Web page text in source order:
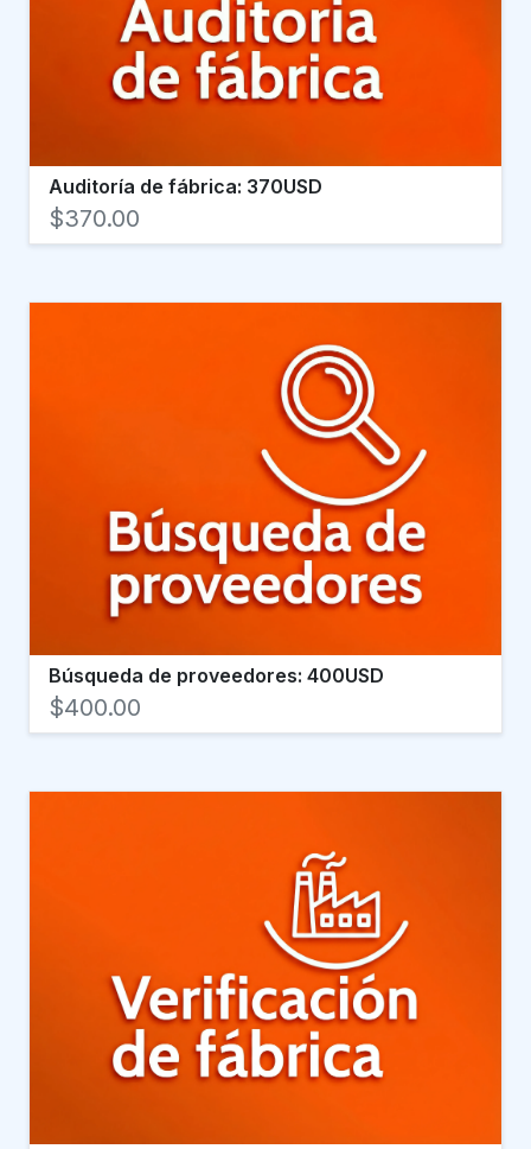
Auditoría de fábrica: 370USD
$370.00
Búsqueda de proveedores: 400USD
$400.00